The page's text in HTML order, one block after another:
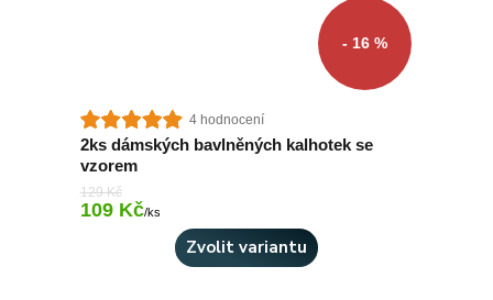
- 16 %
4 hodnocení
2ks dámských bavlněných kalhotek se
vzorem
129 Kč
109 Kč/ks
Zvolit variantu